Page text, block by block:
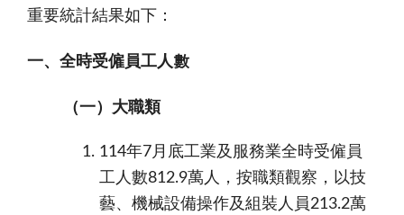
重要統計結果如下：
一、全時受僱員工人數
（一）大職類
114年7月底工業及服務業全時受僱員
工人數812.9萬人，按職類觀察，以技
藝、機械設備操作及組裝人員213.2萬